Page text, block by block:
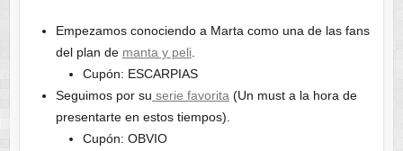
Empezamos conociendo a Marta como una de las fans
del plan de manta y peli.
Cupón: ESCARPIAS
Seguimos por su serie favorita (Un must a la hora de
presentarte en estos tiempos).
Cupón: OBVIO